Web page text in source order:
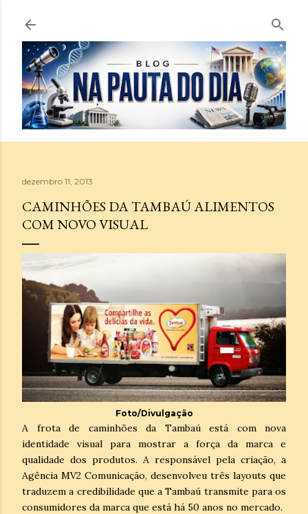
Pular para o conteúdo principal
dezembro 11, 2013
CAMINHÕES DA TAMBAÚ ALIMENTOS
COM NOVO VISUAL
Foto/Divulgação
A frota de caminhões da Tambaú está com nova
identidade visual para mostrar a força da marca e
qualidade dos produtos. A responsável pela criação, a
Agência MV2 Comunicação, desenvolveu três layouts que
traduzem a credibilidade que a Tambaú transmite para os
consumidores da marca que está há 50 anos no mercado.